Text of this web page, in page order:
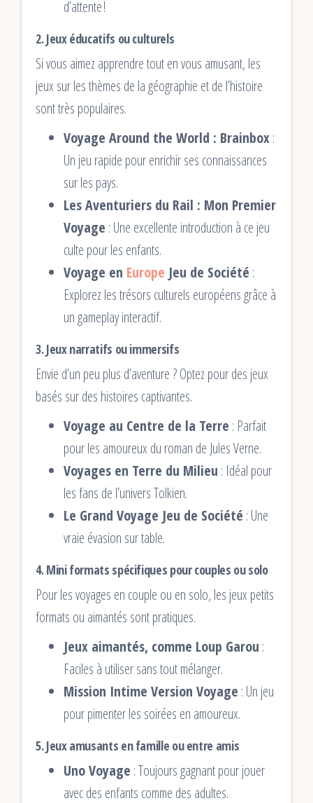
d’attente !
2.Jeux éducatifs ou culturels
Si vous aimez apprendre tout en vous amusant, les
jeux sur les thèmes de la géographie et de l’histoire
sont très populaires.
Voyage Around the World : Brainbox:
Un jeu rapide pour enrichir ses connaissances
sur les pays.
Les Aventuriers du Rail : Mon Premier
Voyage : Une excellente introduction à ce jeu
culte pour les enfants.
Voyage en Europe Jeu de Société :
Explorez les trésors culturels européens grâce à
un gameplay interactif.
3.Jeux narratifs ou immersifs
Envie d’un peu plus d’aventure ? Optez pour des jeux
basés sur des histoires captivantes.
Voyage au Centre de la Terre : Parfait
pour les amoureux du roman de Jules Verne.
Voyages en Terre du Milieu : Idéal pour
les fans de l’univers Tolkien.
Le Grand Voyage Jeu de Société : Une
vraie évasion sur table.
4.Mini formats spécifiques pour couples ou solo
Pour les voyages en couple ou en solo, les jeux petits
formats ou aimantés sont pratiques.
Jeux aimantés, comme Loup Garou :
Faciles à utiliser sans tout mélanger.
Mission Intime Version Voyage : Un jeu
pour pimenter les soirées en amoureux.
5.Jeux amusants en famille ou entre amis
Uno Voyage : Toujours gagnant pour jouer
avec des enfants comme des adultes.